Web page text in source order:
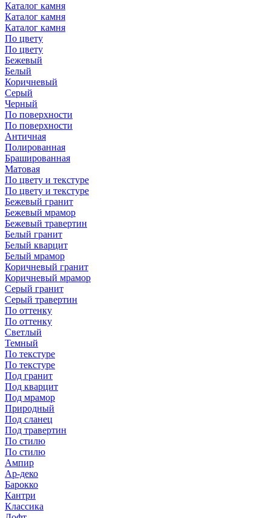
Каталог камня
Каталог камня
Каталог камня
По цвету
По цвету
Бежевый
Белый
Коричневый
Серый
Черный
По поверхности
По поверхности
Античная
Полированная
Брашированная
Матовая
По цвету и текстуре
По цвету и текстуре
Бежевый гранит
Бежевый мрамор
Бежевый травертин
Белый гранит
Белый кварцит
Белый мрамор
Коричневый гранит
Коричневый мрамор
Серый гранит
Серый травертин
По оттенку
По оттенку
Светлый
Темный
По текстуре
По текстуре
Под гранит
Под кварцит
Под мрамор
Природный
Под сланец
Под травертин
По стилю
По стилю
Ампир
Ар-деко
Барокко
Кантри
Классика